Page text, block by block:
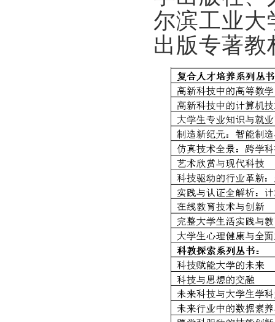
尔滨工业大
出版专著教